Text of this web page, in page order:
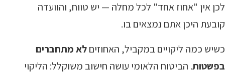
לכן אין "אחוז אחד" לכל מחלה — יש טווח, והוועדה
קובעת היכן אתם נמצאים בו.
כשיש כמה ליקויים במקביל, האחוזיםלא מתחברים
בפשטות. הביטוח הלאומי עושה חישוב משוקלל: הליקוי